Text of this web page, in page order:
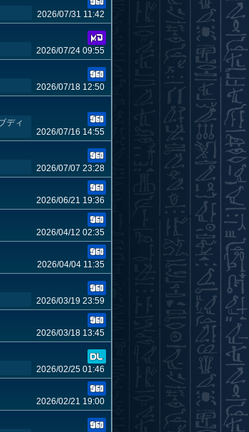
2026/07/31 11:42
2026/07/24 09:55
2026/07/18 12:50
ディ
2026/07/16 14:55
2026/07/07 23:28
2026/06/21 19:36
2026/04/12 02:35
2026/04/04 11:35
2026/03/19 23:59
2026/03/18 13:45
2026/02/25 01:46
2026/02/21 19:00